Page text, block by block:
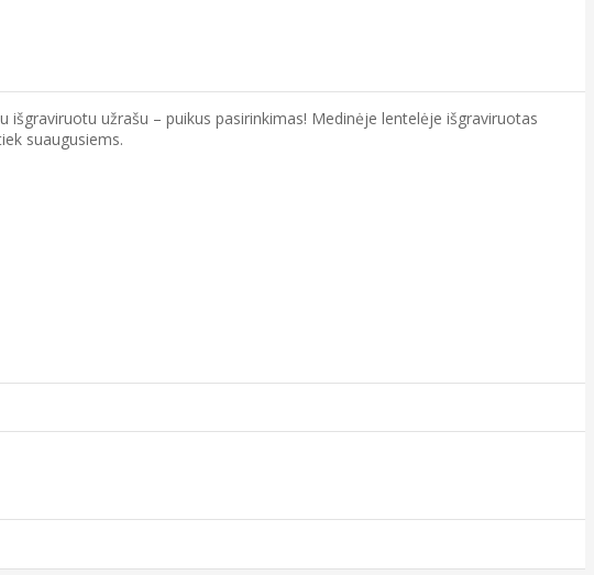
užrašu – puikus pasirinkimas! Medinėje lentelėje išgraviruotas
suaugusiems.